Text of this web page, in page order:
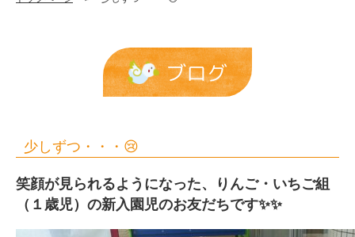
ブログ
少しずつ・・・😢
笑顔が見られるようになった、りんご・いちご組
（１歳児）の新入園児のお友だちです✨✨